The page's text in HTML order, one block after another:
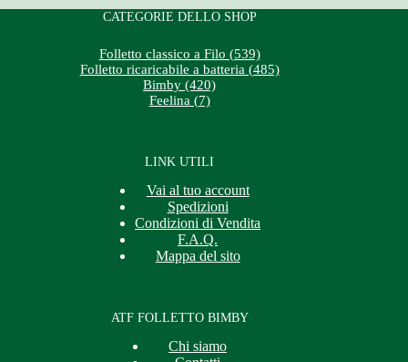
CATEGORIE DELLO SHOP
Folletto classico a Filo (539)
Folletto ricaricabile a batteria (485)
Bimby (420)
Feelina (7)
LINK UTILI
Vai al tuo account
Spedizioni
Condizioni di Vendita
F.A.Q.
Mappa del sito
ATF FOLLETTO BIMBY
Chi siamo